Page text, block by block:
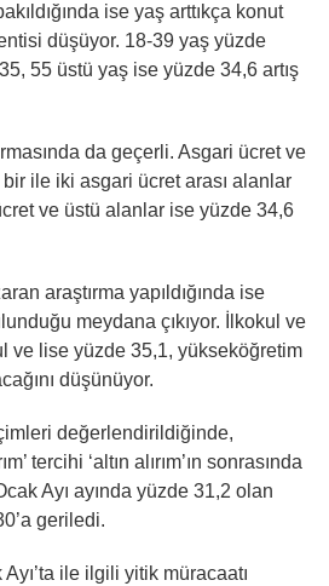
ise yaş arttıkça konut
düşüyor. 18-39 yaş yüzde
55 üstü yaş ise yüzde 34,6 artış
da geçerli. Asgari ücret ve
ile iki asgari ücret arası alanlar
ve üstü alanlar ise yüzde 34,6
araştırma yapıldığında ise
meydana çıkıyor. İlkokul ve
ve lise yüzde 35,1, yükseköğretim
düşünüyor.
değerlendirildiğinde,
tercihi ‘altın alırım’ın sonrasında
Ayı ayında yüzde 31,2 olan
geriledi.
ile ilgili yitik müracaatı